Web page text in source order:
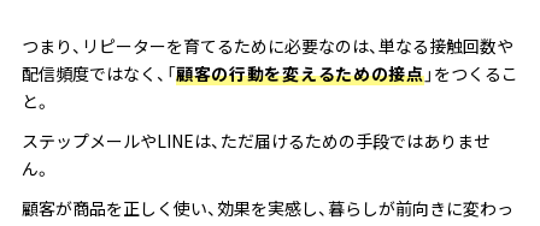
つまり、リピーターを育てるために必要なのは、単なる接触回数や
配信頻度ではなく、「顧客の行動を変えるための接点」をつくるこ
と。
ステップメールやLINEは、ただ届けるための手段ではありませ
ん。
顧客が商品を正しく使い、効果を実感し、暮らしが前向きに変わっ